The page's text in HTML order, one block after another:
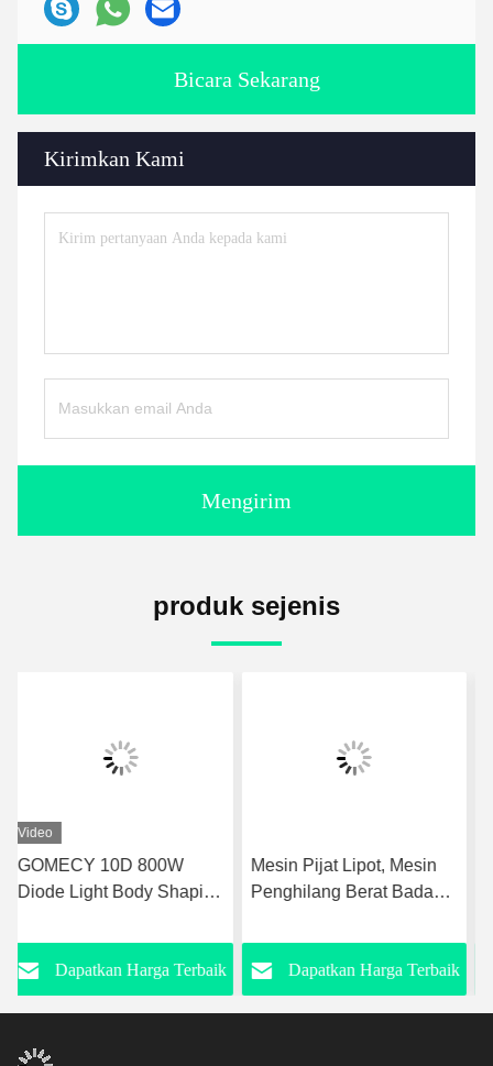
Bicara Sekarang
Kirimkan Kami
Mengirim
produk sejenis
Mesin Pijat Lipot, Mesin
Penghilang Berat Badan
Paddle
Dapatkan Harga Terbaik
Profesional 6D Lipo Laser
Slimming Machine 532nm
Energi
Dapatkan Harga Terbaik